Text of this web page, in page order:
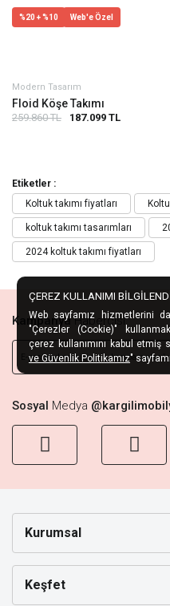
%20 + %10 Web'e Özel
Modern Tasarım
Floid Köşe Takımı
259.860 TL 187.099 TL
Etiketler :
Koltuk takımı fiyatları
koltuk takımı tasarımları
2024 koltuk takımı fiyatları
KampanyaHabercisi
Sosyal Medya
Kurumsal
Keşfet
ÇEREZ KULLANIMI
Web sayfamız hizmetlerini
"Çerezler (Cookie)"
çerez kullanımını kabul etmiş
ve Güvenlik Politikamız"